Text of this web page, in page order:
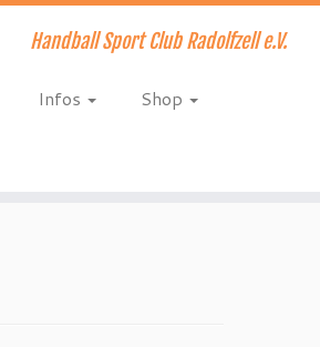
Handball Sport Club Radolfzell e.V.
Infos
Shop